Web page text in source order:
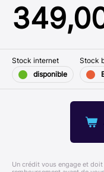
Un crédit vous engage et
Stock internet
disponible
Stock